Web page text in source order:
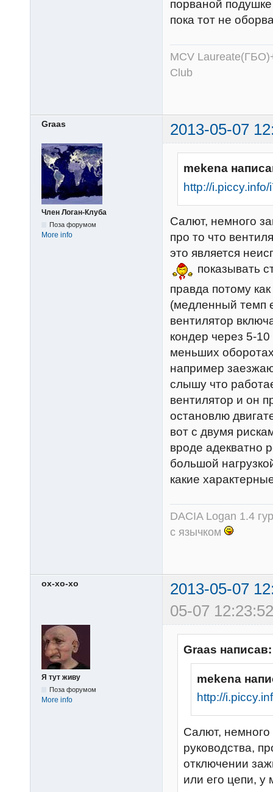
порваной
пока тот не
MCV
Club
Graas 2013-05-07
Член Логан-Клуба
Поза форумом
More info
mekena
http://
Салют, немного
про то что
это является
показывать
правда потому
(медленный темп
вентилятор
кондер через 5-
меньших
например
слышу что
вентилятор и он
остановлю
вот с двумя
вроде адекватно
большой
какие
DACIA Logan 1.4
с язычком
ох-хо-хо
2013-05-07
05-07
Я тут живу
Поза форумом
More info
Graas написав:
mekena
http://
Салют, немного
руководства,
отключении
или его цепи, у